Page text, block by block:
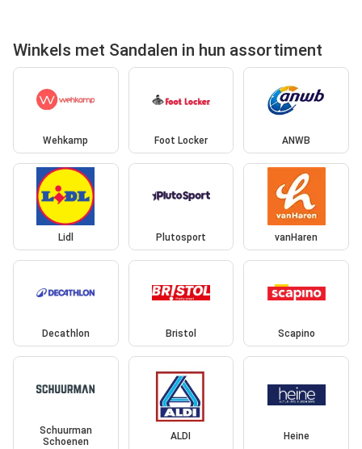
Winkels met Sandalen in hun assortiment
Wehkamp Foot Locker ANWB
Lidl Plutosport vanHaren
Decathlon Bristol Scapino
Schuurman
Schoenen
ALDI Heine